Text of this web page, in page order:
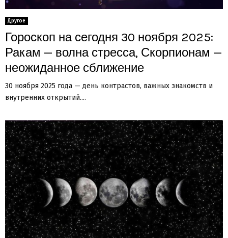
Другое
Гороскоп на сегодня 30 ноября 2025:
Ракам — волна стресса, Скорпионам —
неожиданное сближение
30 ноября 2025 года — день контрастов, важных знакомств и
внутренних открытий....